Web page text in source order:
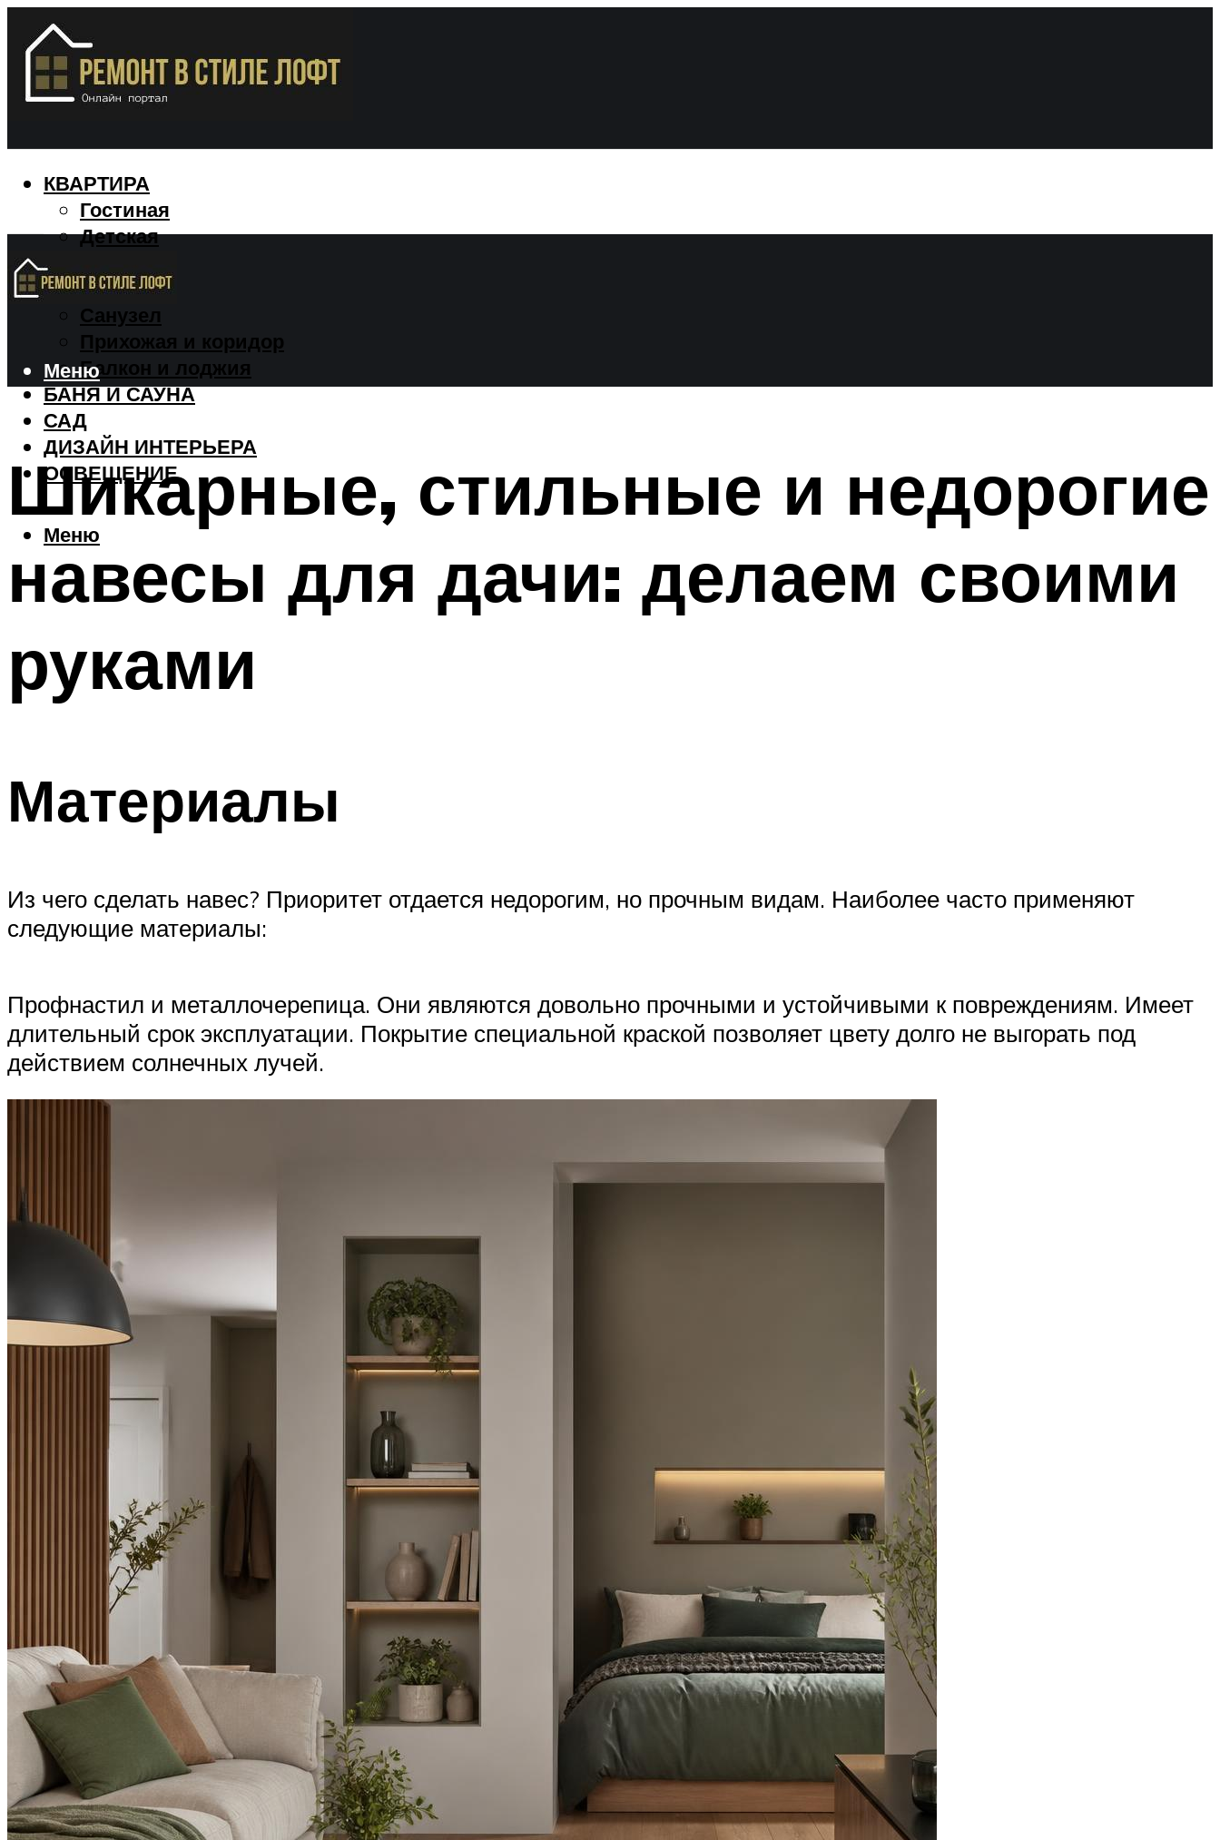
КВАРТИРА
Гостиная
Детская
Спальня
Санузел
Прихожая и коридор
Балкон и лоджия
БАНЯ И САУНА
САД
ДИЗАЙН ИНТЕРЬЕРА
ОСВЕЩЕНИЕ
Меню
Меню
Шикарные, стильные и недорогие
навесы для дачи: делаем своими
руками
Материалы
Из чего сделать навес? Приоритет отдается недорогим, но прочным видам. Наиболее часто применяют
следующие материалы:
Профнастил и металлочерепица. Они являются довольно прочными и устойчивыми к повреждениям. Имеет
длительный срок эксплуатации. Покрытие специальной краской позволяет цвету долго не выгорать под
действием солнечных лучей.